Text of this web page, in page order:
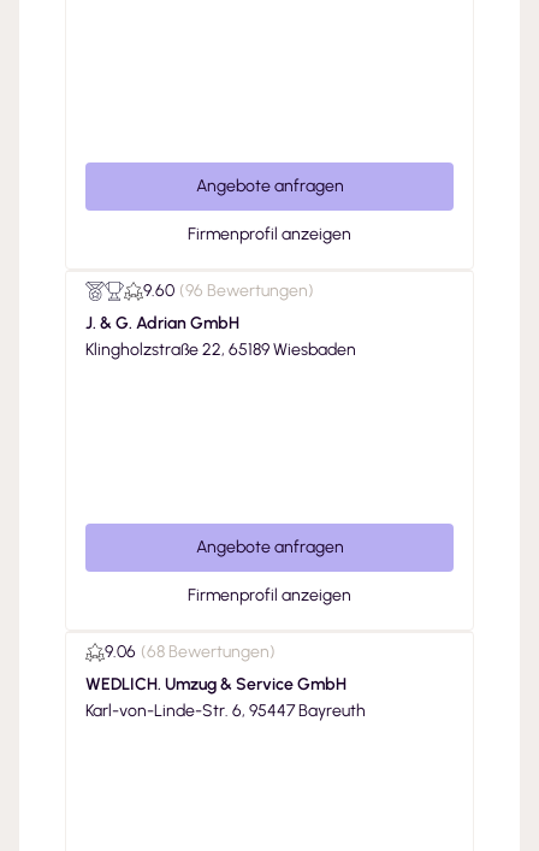
Angebote anfragen
Firmenprofil anzeigen
9.60 (96 Bewertungen)
J. & G. Adrian GmbH
Klingholzstraße 22, 65189 Wiesbaden
Angebote anfragen
Firmenprofil anzeigen
9.06 (68 Bewertungen)
WEDLICH. Umzug & Service GmbH
Karl-von-Linde-Str. 6, 95447 Bayreuth